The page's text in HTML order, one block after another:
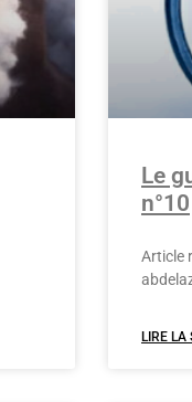
Le
n°10
Article
LIRE LA